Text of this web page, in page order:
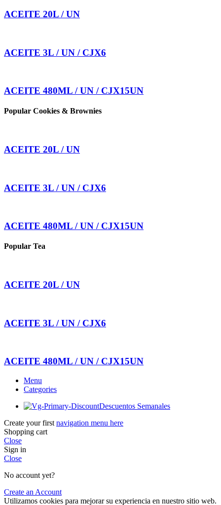
ACEITE 20L / UN
ACEITE 3L / UN / CJX6
ACEITE 480ML / UN / CJX15UN
Popular Cookies & Brownies
ACEITE 20L / UN
ACEITE 3L / UN / CJX6
ACEITE 480ML / UN / CJX15UN
Popular Tea
ACEITE 20L / UN
ACEITE 3L / UN / CJX6
ACEITE 480ML / UN / CJX15UN
Menu
Categories
Descuentos Semanales
Create your first navigation menu here
Shopping cart
Close
Sign in
Close
No account yet?
Create an Account
Utilizamos cookies para mejorar su experiencia en nuestro sitio web.